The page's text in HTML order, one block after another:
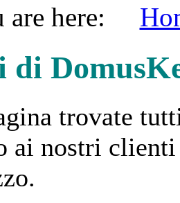
are here:
di
trovate
ai nostri